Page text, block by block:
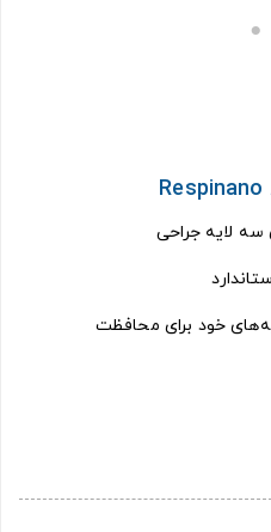
لایه جراحی
خود برای محافظت